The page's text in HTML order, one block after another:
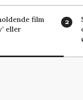
film
eller